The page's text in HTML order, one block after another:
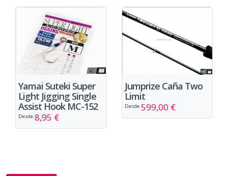
Yamai Suteki Super
Light Jigging Single
Assist Hook MC-152
Desde 8,95 €
Jumprize Caña Two
Limit
Desde 599,00 €